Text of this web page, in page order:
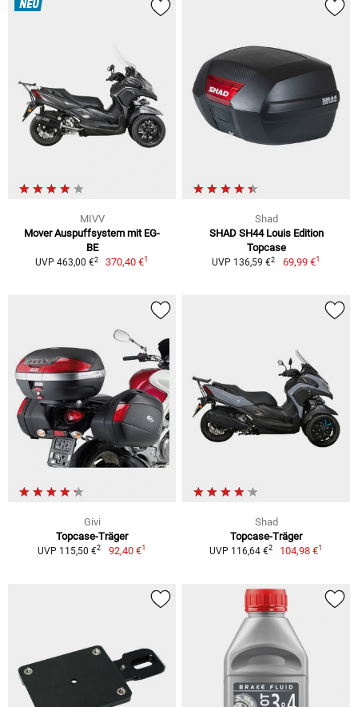
NEU
MIVV
Mover Auspuffsystem mit EG-
BE
UVP 463,00 €2 370,40 €1
Shad
SHAD SH44 Louis Edition
Topcase
UVP 136,59 €2 69,99 €1
Givi
Topcase-Träger
UVP 115,50 €2 92,40 €1
Shad
Topcase-Träger
UVP 116,64 €2 104,98 €1